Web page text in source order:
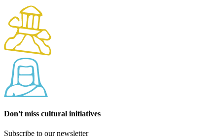
Don't miss cultural initiatives
Subscribe to our newsletter